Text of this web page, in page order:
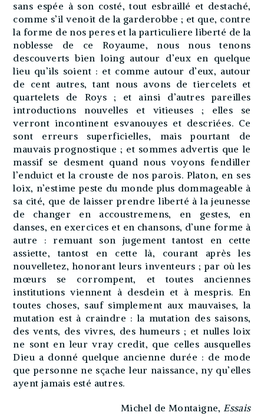
sans espée à son costé, tout esbraillé et destaché,
comme s’il venoit de la garderobbe ; et que, contre
la forme de nos peres et la particuliere liberté de la
noblesse de ce Royaume, nous nous tenons
descouverts bien loing autour d’eux en quelque
lieu qu’ils soient : et comme autour d’eux, autour
de cent autres, tant nous avons de tiercelets et
quartelets de Roys ; et ainsi d’autres pareilles
introductions nouvelles et vitieuses ; elles se
verront incontinent esvanouyes et descriées. Ce
sont erreurs superficielles, mais pourtant de
mauvais prognostique ; et sommes advertis que le
massif se desment quand nous voyons fendiller
l’enduict et la crouste de nos parois. Platon, en ses
loix, n’estime peste du monde plus dommageable à
sa cité, que de laisser prendre liberté à la jeunesse
de changer en accoustremens, en gestes, en
danses, en exercices et en chansons, d’une forme à
autre : remuant son jugement tantost en cette
assiette, tantost en cette là, courant après les
nouvelletez, honorant leurs inventeurs ; par où les
mœurs se corrompent, et toutes anciennes
institutions viennent à desdein et à mespris. En
toutes choses, sauf simplement aux mauvaises, la
mutation est à craindre : la mutation des saisons,
des vents, des vivres, des humeurs ; et nulles loix
ne sont en leur vray credit, que celles ausquelles
Dieu a donné quelque ancienne durée : de mode
que personne ne sçache leur naissance, ny qu’elles
ayent jamais esté autres.
Michel de Montaigne, Essais